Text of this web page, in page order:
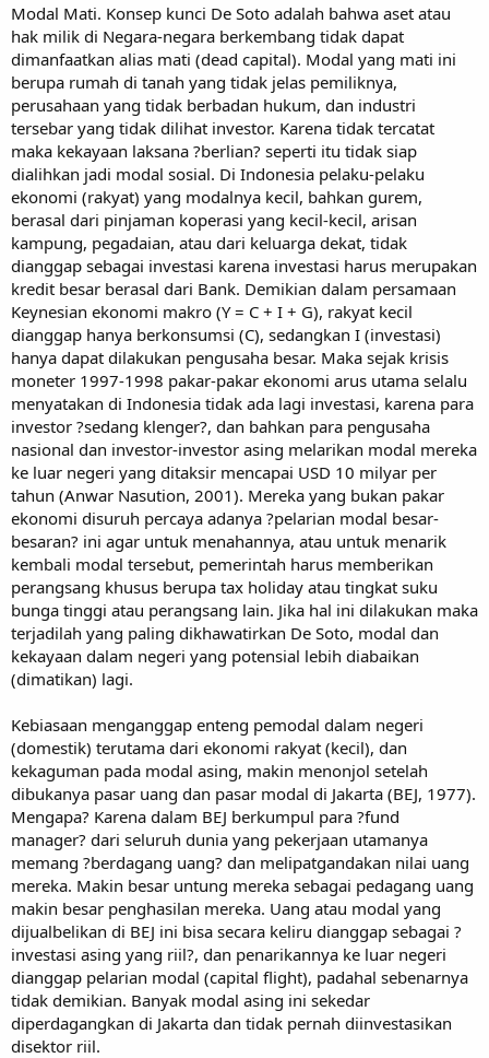
Modal Mati. Konsep kunci De Soto adalah bahwa aset atau
hak milik di Negara-negara berkembang tidak dapat
dimanfaatkan alias mati (dead capital). Modal yang mati ini
berupa rumah di tanah yang tidak jelas pemiliknya,
perusahaan yang tidak berbadan hukum, dan industri
tersebar yang tidak dilihat investor. Karena tidak tercatat
maka kekayaan laksana ?berlian? seperti itu tidak siap
dialihkan jadi modal sosial. Di Indonesia pelaku-pelaku
ekonomi (rakyat) yang modalnya kecil, bahkan gurem,
berasal dari pinjaman koperasi yang kecil-kecil, arisan
kampung, pegadaian, atau dari keluarga dekat, tidak
dianggap sebagai investasi karena investasi harus merupakan
kredit besar berasal dari Bank. Demikian dalam persamaan
Keynesian ekonomi makro (Y = C + I + G), rakyat kecil
dianggap hanya berkonsumsi (C), sedangkan I (investasi)
hanya dapat dilakukan pengusaha besar. Maka sejak krisis
moneter 1997-1998 pakar-pakar ekonomi arus utama selalu
menyatakan di Indonesia tidak ada lagi investasi, karena para
investor ?sedang klenger?, dan bahkan para pengusaha
nasional dan investor-investor asing melarikan modal mereka
ke luar negeri yang ditaksir mencapai USD 10 milyar per
tahun (Anwar Nasution, 2001). Mereka yang bukan pakar
ekonomi disuruh percaya adanya ?pelarian modal besar-
besaran? ini agar untuk menahannya, atau untuk menarik
kembali modal tersebut, pemerintah harus memberikan
perangsang khusus berupa tax holiday atau tingkat suku
bunga tinggi atau perangsang lain. Jika hal ini dilakukan maka
terjadilah yang paling dikhawatirkan De Soto, modal dan
kekayaan dalam negeri yang potensial lebih diabaikan
(dimatikan) lagi.
Kebiasaan menganggap enteng pemodal dalam negeri
(domestik) terutama dari ekonomi rakyat (kecil), dan
kekaguman pada modal asing, makin menonjol setelah
dibukanya pasar uang dan pasar modal di Jakarta (BEJ, 1977).
Mengapa? Karena dalam BEJ berkumpul para ?fund
manager? dari seluruh dunia yang pekerjaan utamanya
memang ?berdagang uang? dan melipatgandakan nilai uang
mereka. Makin besar untung mereka sebagai pedagang uang
makin besar penghasilan mereka. Uang atau modal yang
dijualbelikan di BEJ ini bisa secara keliru dianggap sebagai ?
investasi asing yang riil?, dan penarikannya ke luar negeri
dianggap pelarian modal (capital flight), padahal sebenarnya
tidak demikian. Banyak modal asing ini sekedar
diperdagangkan di Jakarta dan tidak pernah diinvestasikan
disektor riil.